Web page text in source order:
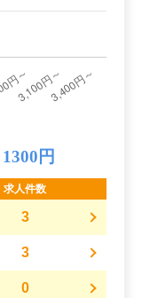
1300円
求人件数
3
3
0